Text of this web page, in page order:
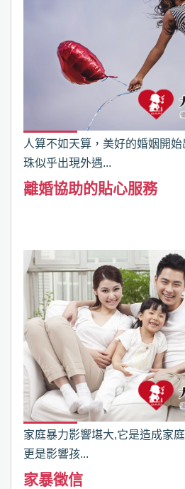
人算不如天算，美好的婚姻開
珠似乎出現外遇...
離婚協助​的貼心服務
家庭暴力影響堪大,它是造成家
更是影響孩...
家暴徵信